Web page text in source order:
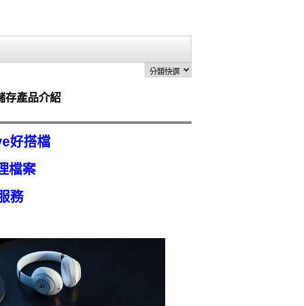
產品介紹
好搭檔
檔案
務